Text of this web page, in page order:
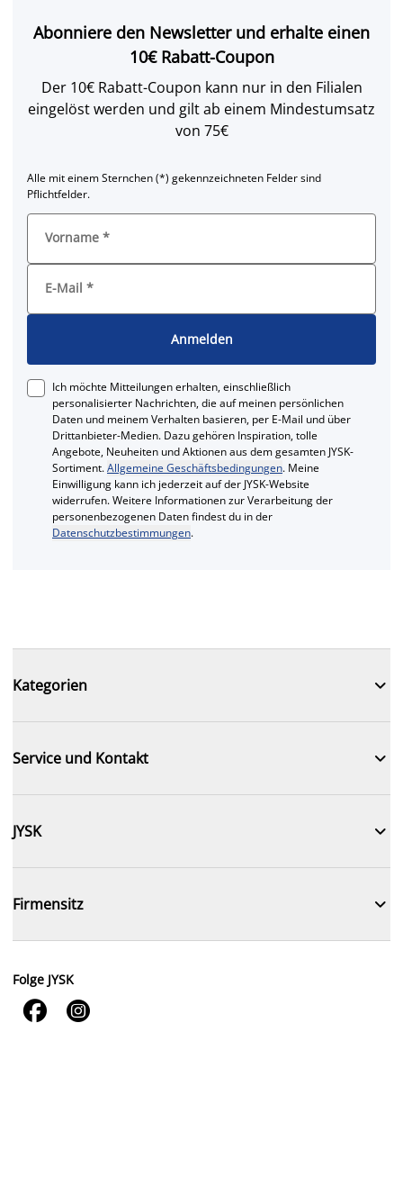
Abonniere den Newsletter und erhalte einen
10€ Rabatt-Coupon
Der 10€ Rabatt-Coupon kann nur in den Filialen
eingelöst werden und gilt ab einem Mindestumsatz
von 75€
Alle mit einem Sternchen (*) gekennzeichneten Felder sind
Pflichtfelder.
Vorname *
E-Mail *
Anmelden
Ich möchte Mitteilungen erhalten, einschließlich
personalisierter Nachrichten, die auf meinen persönlichen
Daten und meinem Verhalten basieren, per E-Mail und über
Drittanbieter-Medien. Dazu gehören Inspiration, tolle
Angebote, Neuheiten und Aktionen aus dem gesamten JYSK-
Sortiment.Allgemeine Geschäftsbedingungen. Meine
Einwilligung kann ich jederzeit auf der JYSK-Website
widerrufen. Weitere Informationen zur Verarbeitung der
personenbezogenen Daten findest du in der
Datenschutzbestimmungen.
Kategorien 
Service und Kontakt 
JYSK 
Firmensitz 
Folge JYSK
 